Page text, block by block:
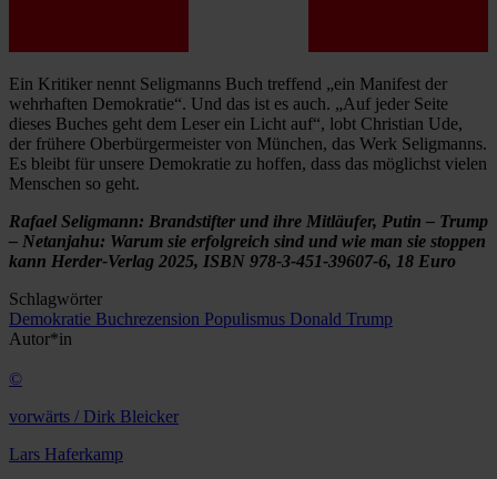
Ein Kritiker nennt Seligmanns Buch treffend „ein Manifest der
wehrhaften Demokratie“. Und das ist es auch. „Auf jeder Seite
dieses Buches geht dem Leser ein Licht auf“, lobt Christian Ude,
der frühere Oberbürgermeister von München, das Werk Seligmanns.
Es bleibt für unsere Demokratie zu hoffen, dass das möglichst vielen
Menschen so geht.
Rafael Seligmann: Brandstifter und ihre Mitläufer, Putin – Trump
– Netanjahu: Warum sie erfolgreich sind und wie man sie stoppen
kann Herder-Verlag 2025, ISBN 978-3-451-39607-6, 18 Euro
Schlagwörter
Demokratie Buchrezension Populismus Donald Trump
Autor*in
©
vorwärts / Dirk Bleicker
Lars Haferkamp